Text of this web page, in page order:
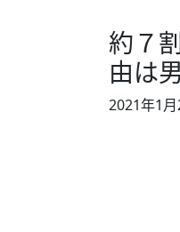
約７
由は
2021年1月